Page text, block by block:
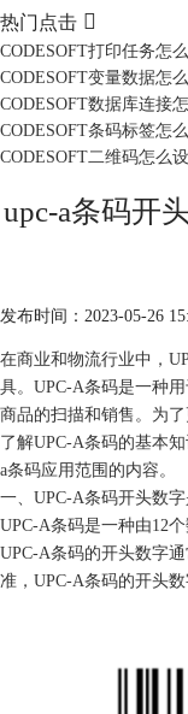
热门点击 
CODESOFT变量数据怎
CODESOFT数据库连接
CODESOFT条码标签怎
CODESOFT二维码怎么
upc-a条码开
发布时间：2023-05-26
在商业和物流行业中，
具。UPC-A条码是一种
商品的扫描和销售。为
了解UPC-A条码的基本
a条码应用范围的内容。
一、UPC-A条码开头数
UPC-A条码是一种由12
UPC-A条码的开头数字
准，UPC-A条码的开头